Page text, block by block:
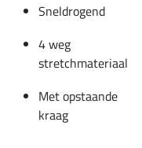
Sneldrogend
4 weg
stretchmateriaal
Met opstaande
kraag